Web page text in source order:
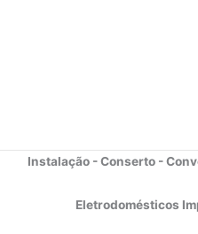
Instalação - Conserto -
Eletrodomésticos